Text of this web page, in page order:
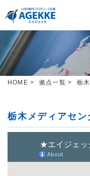
HOME > 拠点一覧 > 栃
栃木メディアセン